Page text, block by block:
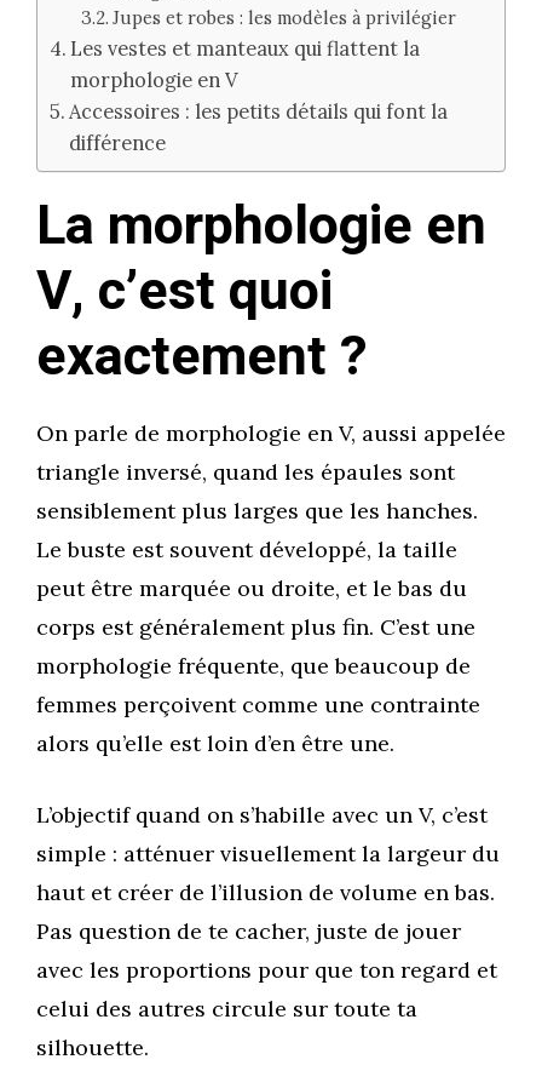
Jupes et robes : les modèles à privilégier
Les vestes et manteaux qui flattent la
morphologie en V
Accessoires : les petits détails qui font la
différence
La morphologie en
V, c’est quoi
exactement ?
On parle de morphologie en V, aussi appelée
triangle inversé, quand les épaules sont
sensiblement plus larges que les hanches.
Le buste est souvent développé, la taille
peut être marquée ou droite, et le bas du
corps est généralement plus fin. C’est une
morphologie fréquente, que beaucoup de
femmes perçoivent comme une contrainte
alors qu’elle est loin d’en être une.
L’objectif quand on s’habille avec un V, c’est
simple : atténuer visuellement la largeur du
haut et créer de l’illusion de volume en bas.
Pas question de te cacher, juste de jouer
avec les proportions pour que ton regard et
celui des autres circule sur toute ta
silhouette.